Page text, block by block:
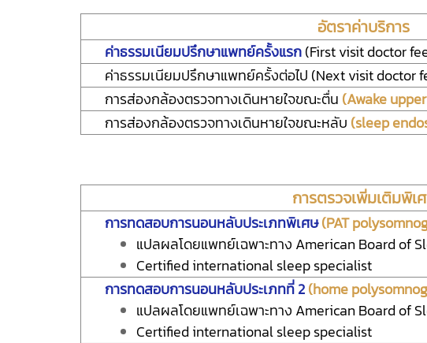
อัตราค่าบริการ
ค่าธรรมเนียมปรึกษาแพทย์ครั้งแรก(First visit doctor
ค่าธรรมเนียมปรึกษาแพทย์ครั้งต่อไป (Next visit doctor
การส่องกล้องตรวจทางเดินหายใจขณะตื่น (Awake
การส่องกล้องตรวจทางเดินหายใจขณะหลับ (sleep
การตรวจเพิ่มเติมพิเ
การทดสอบการนอนหลับประเภทพิเศษ(PAT
แปลผลโดยแพทย์เฉพาะทาง American Board of
Certified international sleep specialist
การทดสอบการนอนหลับประเภทที่ 2(home
แปลผลโดยแพทย์เฉพาะทาง American Board of
Certified international sleep specialist